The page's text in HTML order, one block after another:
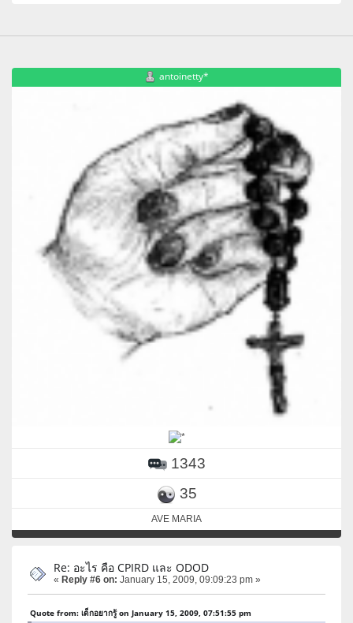
antoinetty*
1343
35
AVE MARIA
Re: อะไร คือ CPIRD และ ODOD
« Reply #6 on: January 15, 2009, 09:09:23 pm »
Quote from: เด็กอยากรู้ on January 15, 2009, 07:51:55 pm